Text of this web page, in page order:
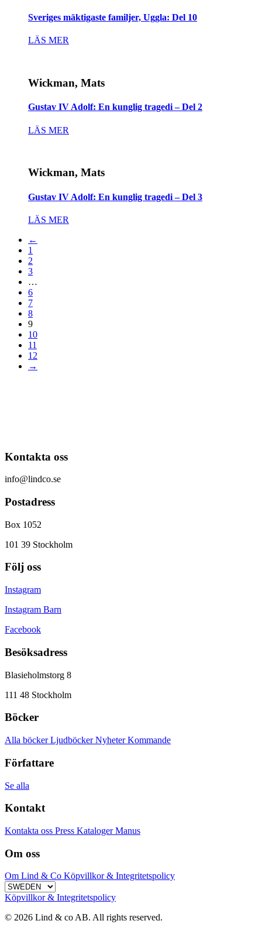
Sveriges mäktigaste familjer, Uggla: Del 10
LÄS MER
Wickman, Mats
Gustav IV Adolf: En kunglig tragedi – Del 2
LÄS MER
Wickman, Mats
Gustav IV Adolf: En kunglig tragedi – Del 3
LÄS MER
←
1
2
3
…
6
7
8
9
10
11
12
→
Kontakta oss
info@lindco.se
Postadress
Box 1052
101 39 Stockholm
Följ oss
Instagram
Instagram Barn
Facebook
Besöksadress
Blasieholmstorg 8
111 48 Stockholm
Böcker
Alla böckerLjudböckerNyheterKommande
Författare
Se alla
Kontakt
Kontakta oss Press KatalogerManus
Om oss
Om Lind & Co Köpvillkor & Integritetspolicy
Köpvillkor & Integritetspolicy
© 2026 Lind & co AB. All rights reserved.